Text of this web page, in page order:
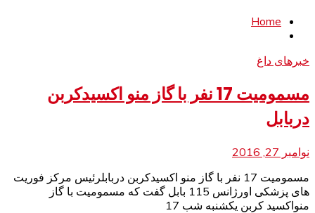
Home
خبرهای داغ
مسمومیت 17 نفر با گاز منو اکسیدکربن
دربابل
نوامبر 27, 2016
مسمومیت 17 نفر با گاز منو اکسیدکربن دربابلرئیس مرکز فوریت
های پزشکی اورژانس 115 بابل گفت که مسمومیت با گاز
منواکسید کربن یکشنبه شب 17